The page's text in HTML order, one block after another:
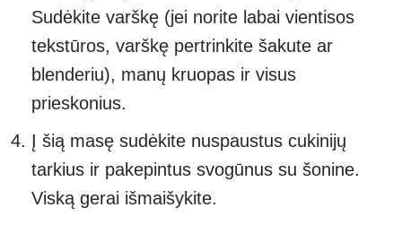
Sudėkite varškę (jei norite labai vientisos
tekstūros, varškę pertrinkite šakute ar
blenderiu), manų kruopas ir visus
prieskonius.
Į šią masę sudėkite nuspaustus cukinijų
tarkius ir pakepintus svogūnus su šonine.
Viską gerai išmaišykite.